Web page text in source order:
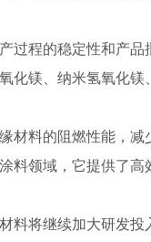
程的稳定性和产
镁、纳米氢氧化镁
料的阻燃性能，
领域，它提供了高
将继续加大研发